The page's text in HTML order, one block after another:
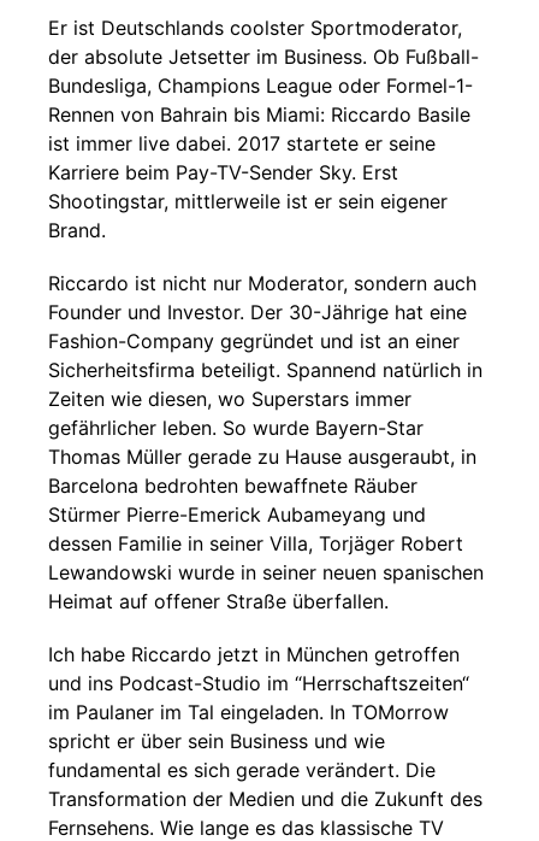
Er ist Deutschlands coolster Sportmoderator,
der absolute Jetsetter im Business. Ob Fußball-
Bundesliga, Champions League oder Formel-1-
Rennen von Bahrain bis Miami: Riccardo Basile
ist immer live dabei. 2017 startete er seine
Karriere beim Pay-TV-Sender Sky. Erst
Shootingstar, mittlerweile ist er sein eigener
Brand.
Riccardo ist nicht nur Moderator, sondern auch
Founder und Investor. Der 30-Jährige hat eine
Fashion-Company gegründet und ist an einer
Sicherheitsfirma beteiligt. Spannend natürlich in
Zeiten wie diesen, wo Superstars immer
gefährlicher leben. So wurde Bayern-Star
Thomas Müller gerade zu Hause ausgeraubt, in
Barcelona bedrohten bewaffnete Räuber
Stürmer Pierre-Emerick Aubameyang und
dessen Familie in seiner Villa, Torjäger Robert
Lewandowski wurde in seiner neuen spanischen
Heimat auf offener Straße überfallen.
Ich habe Riccardo jetzt in München getroffen
und ins Podcast-Studio im “Herrschaftszeiten“
im Paulaner im Tal eingeladen. In TOMorrow
spricht er über sein Business und wie
fundamental es sich gerade verändert. Die
Transformation der Medien und die Zukunft des
Fernsehens. Wie lange es das klassische TV